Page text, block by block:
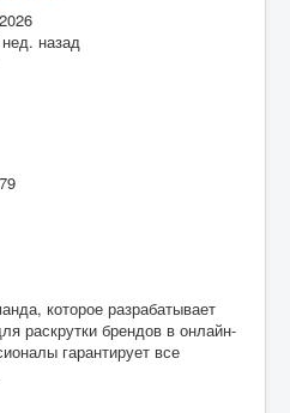
назад
которое разрабатывает
раскрутки брендов в онлайн-
гарантирует все